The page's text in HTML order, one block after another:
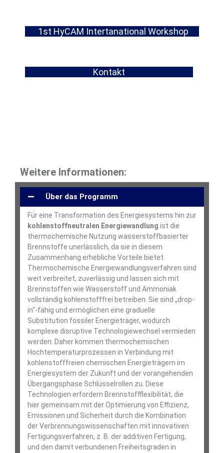
1st HyCAM Intertanational Workshop
Kontakt
Weitere Informationen:
Über das Programm
Für eine Transformation des Energiesystems hin zur
kohlenstoffneutralen Energiewandlung ist die
thermochemische Nutzung wasserstoffbasierter
Brennstoffe unerlässlich, da sie in diesem
Zusammenhang erhebliche Vorteile bietet.
Thermochemische Energiewandlungsverfahren sind
weit verbreitet, zuverlässig und lassen sich mit
Brennstoffen wie Wasserstoff und Ammoniak
vollständig kohlenstofffrei betreiben. Sie sind „drop-
in“-fähig und ermöglichen eine graduelle
Substitution fossiler Energieträger, wodurch
komplexe disruptive Technologiewechsel vermieden
werden. Daher kommen thermochemischen
Hochtemperaturprozessen in Verbindung mit
kohlenstofffreien chemischen Energieträgern im
Energiesystem der Zukunft und der vorangehenden
Übergangsphase Schlüsselrollen zu. Diese
Technologien erfordern Brennstoffflexibilität, die
hier gemeinsam mit der Optimierung von Effizienz,
Emissionen und Sicherheit durch die Kombination
der Verbrennungswissenschaften mit innovativen
Fertigungsverfahren, z. B. der additiven Fertigung,
und den damit verbundenen Freiheitsgraden in